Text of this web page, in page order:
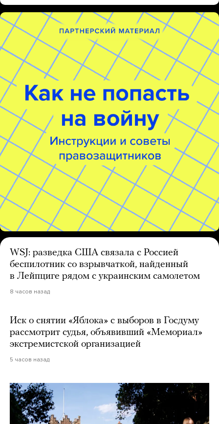
WSJ: разведка США связала с Россией
беспилотник со взрывчаткой, найденный
в Лейпциге рядом с украинским самолетом
8 часов назад
Иск о снятии «Яблока» с выборов в Госдуму
рассмотрит судья, объявивший «Мемориал»
экстремистской организацией
5 часов назад